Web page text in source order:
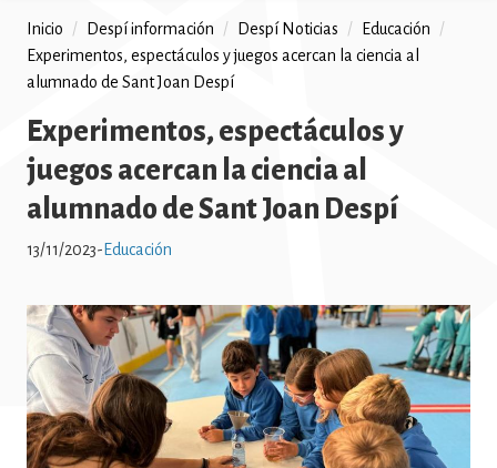
Ruta
de
Inicio / Despí información / Despí Noticias / Educación
/
Experimentos, espectáculos y juegos acercan la ciencia al
alumnado de Sant Joan Despí
Experimentos, espectáculos y
juegos acercan la ciencia al
alumnado de Sant Joan Despí
13/11/2023- Educación
Imatge